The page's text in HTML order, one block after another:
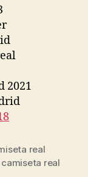
real
real